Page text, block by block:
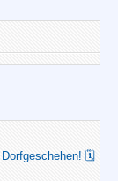
🗓️